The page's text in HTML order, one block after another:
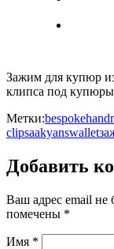
Зажим для купюр
клипса под
Метки:bespoke
clipsaakyanswallet
Добавить
Ваш адрес email не
помечены *
Имя *